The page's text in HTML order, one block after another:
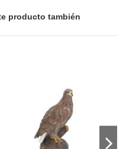
producto también